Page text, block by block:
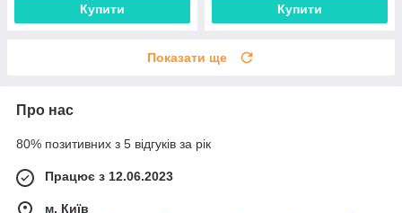
Купити Купити
Показати ще
Про нас
80% позитивних з 5 відгуків за рік
Працює з 12.06.2023
м. Київ